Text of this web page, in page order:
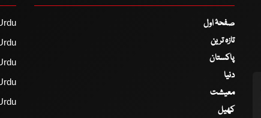
صفحۂ اول
تازہ ترین
پاکستان
دنیا
معیشت
کھیل